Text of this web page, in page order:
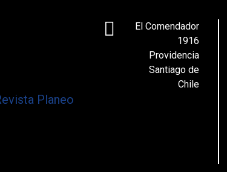
El Comendador
1916
Providencia
Santiago de
Chile